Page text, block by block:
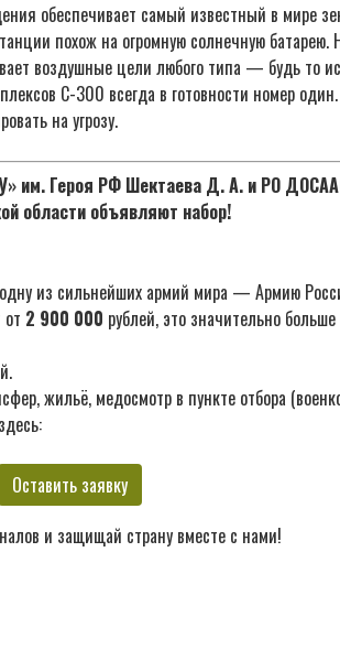
обеспечивает самый известный в мире
похож на огромную солнечную батарею.
воздушные цели любого типа — будь то
С-300 всегда в готовности номер
на угрозу.
им. Героя РФ Шектаева Д. А. и РО
области объявляют набор!
из сильнейших армий мира — Армию
2 900 000 рублей, это значительно
жильё, медосмотр в пункте отбора
Оставить заявку
и защищай страну вместе с нами!